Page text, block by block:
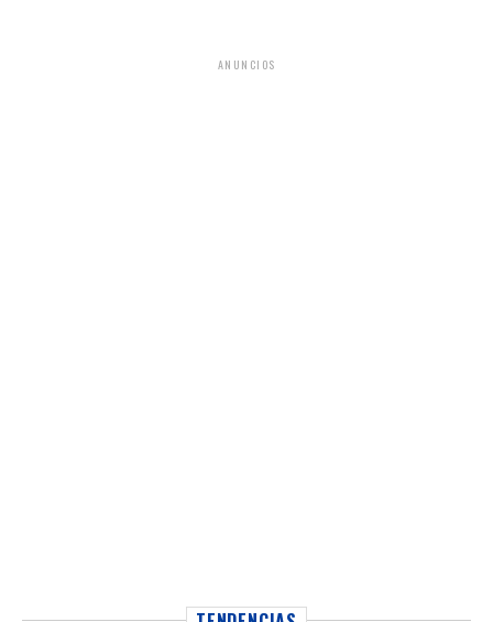
ANUNCIOS